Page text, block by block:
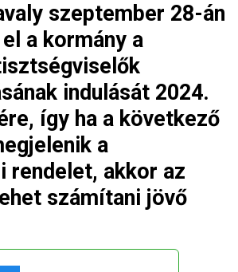
szeptember 28-án
a kormány a
indulását 2024.
így ha a következő
a
rendelet, akkor az
számítani jövő